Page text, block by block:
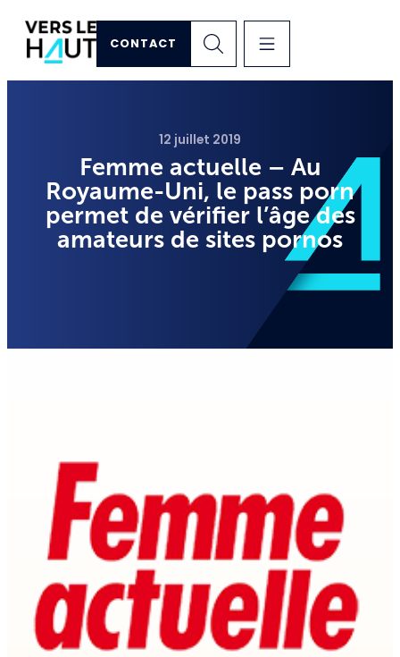
CONTACT
12 juillet 2019
Femme actuelle – Au
Royaume-Uni, le pass porn
permet de vérifier l’âge des
amateurs de sites pornos